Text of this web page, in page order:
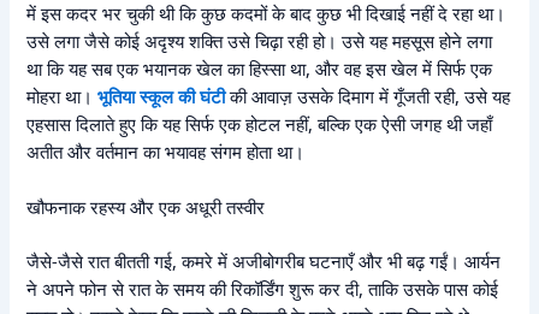
में इस कदर भर चुकी थी कि कुछ कदमों के बाद कुछ भी दिखाई नहीं दे रहा था।
उसे लगा जैसे कोई अदृश्य शक्ति उसे चिढ़ा रही हो। उसे यह महसूस होने लगा
था कि यह सब एक भयानक खेल का हिस्सा था, और वह इस खेल में सिर्फ एक
मोहरा था।भूतिया स्कूल की घंटीकी आवाज़ उसके दिमाग में गूँजती रही, उसे यह
एहसास दिलाते हुए कि यह सिर्फ एक होटल नहीं, बल्कि एक ऐसी जगह थी जहाँ
अतीत और वर्तमान का भयावह संगम होता था।
खौफनाक रहस्य और एक अधूरी तस्वीर
जैसे-जैसे रात बीतती गई, कमरे में अजीबोगरीब घटनाएँ और भी बढ़ गईं। आर्यन
ने अपने फोन से रात के समय की रिकॉर्डिंग शुरू कर दी, ताकि उसके पास कोई